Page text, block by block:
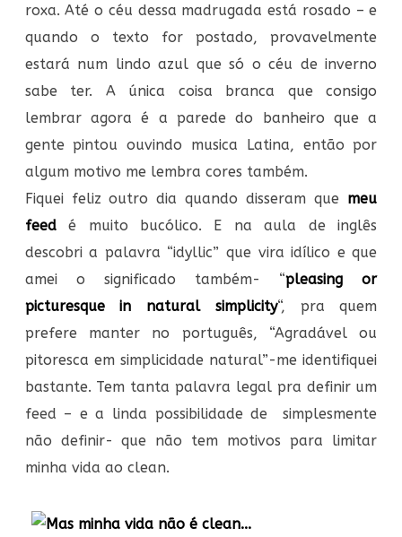
roxa. Até o céu dessa madrugada está rosado – e
quando o texto for postado, provavelmente
estará num lindo azul que só o céu de inverno
sabe ter. A única coisa branca que consigo
lembrar agora é a parede do banheiro que a
gente pintou ouvindo musica Latina, então por
algum motivo me lembra cores também.
Fiquei feliz outro dia quando disseram que meu
feedé muito bucólico. E na aula de inglês
descobri a palavra “idyllic” que vira idílico e que
amei o significado também- “pleasing or
picturesque in natural simplicity“, pra quem
prefere manter no português, “Agradável ou
pitoresca em simplicidade natural”-me identifiquei
bastante. Tem tanta palavra legal pra definir um
feed – e a linda possibilidade de simplesmente
não definir- que não tem motivos para limitar
minha vida ao clean.